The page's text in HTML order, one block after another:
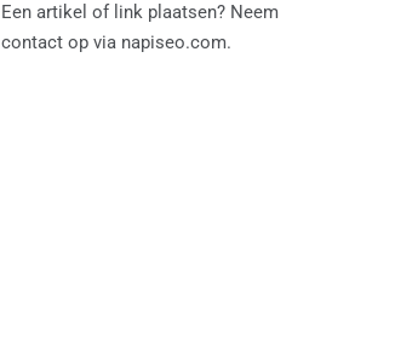
Een artikel of link plaatsen? Neem
contact op via napiseo.com.